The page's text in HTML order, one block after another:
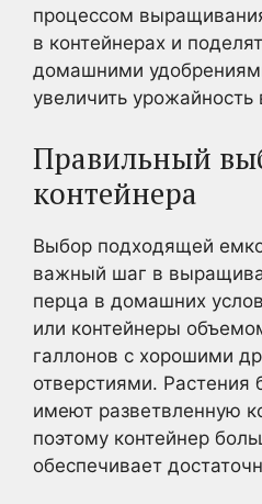
процессом
в контейнерах и
домашними
увеличить
Правильный
контейнера
Выбор подходящей
важный шаг в
перца в домашних
или контейнеры
галлонов с хорошими
отверстиями. Растения
имеют разветвленную
поэтому контейнер
обеспечивает